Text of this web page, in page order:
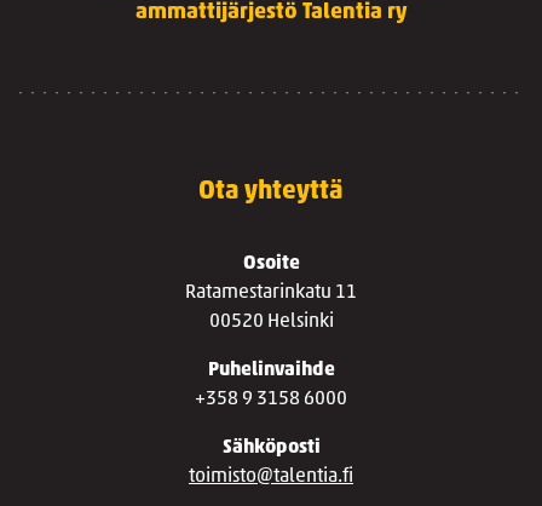
ammattijärjestö Talentia ry
Ota yhteyttä
Osoite
Ratamestarinkatu 11
00520 Helsinki
Puhelinvaihde
+358 9 3158 6000
Sähköposti
toimisto@talentia.fi